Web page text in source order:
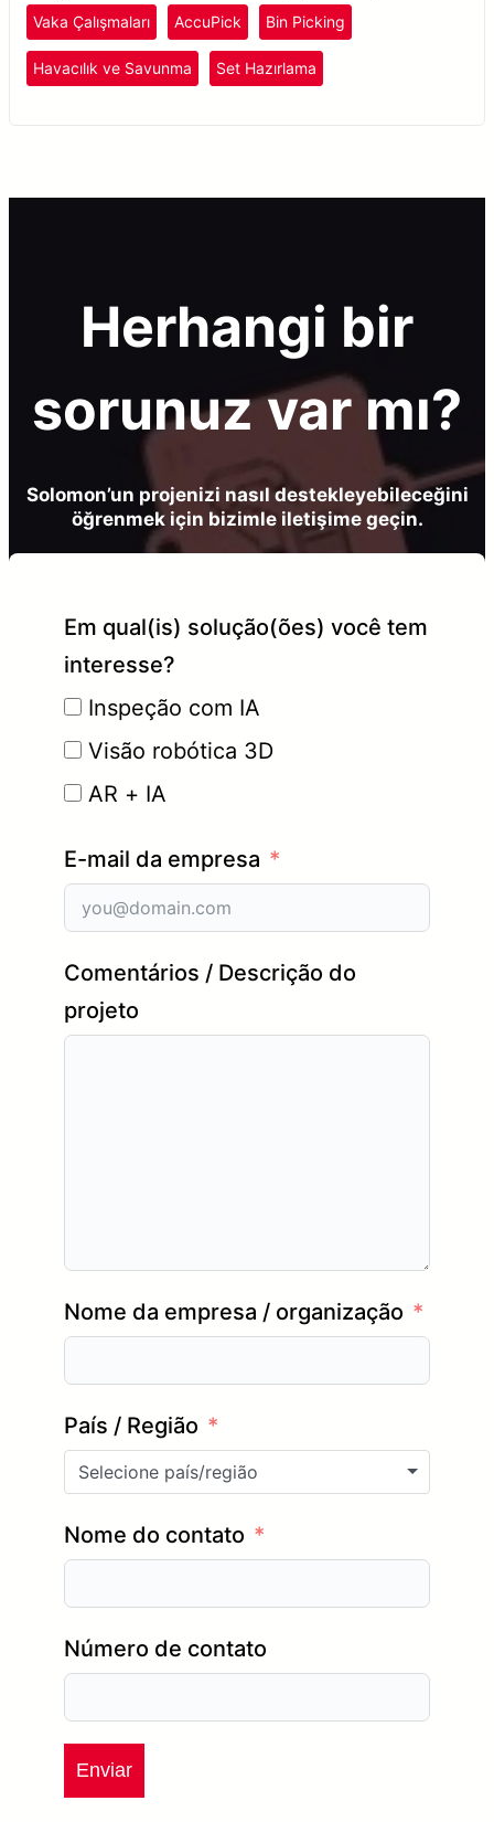
kapsamlı bir görsel sistem sunar.
Vaka Çalışmaları AccuPick Bin Picking
Havacılık ve Savunma Set Hazırlama
Herhangi bir
sorunuz var mı?
Solomon’un projenizi nasıl destekleyebileceğini
öğrenmek için bizimle iletişime geçin.
Em qual(is) solução(ões) você tem
interesse?
Inspeção com IA
Visão robótica 3D
AR + IA
E-mail da empresa
Comentários / Descrição do
projeto
Nome da empresa / organização
País / Região
Selecione país/região
Nome do contato
Número de contato
Enviar